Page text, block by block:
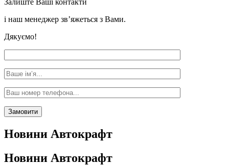
Залиште Ваші контакти
і наш менеджер зв’яжеться з Вами.
Дякуємо!
Новини Автокрафт
Новини Автокрафт